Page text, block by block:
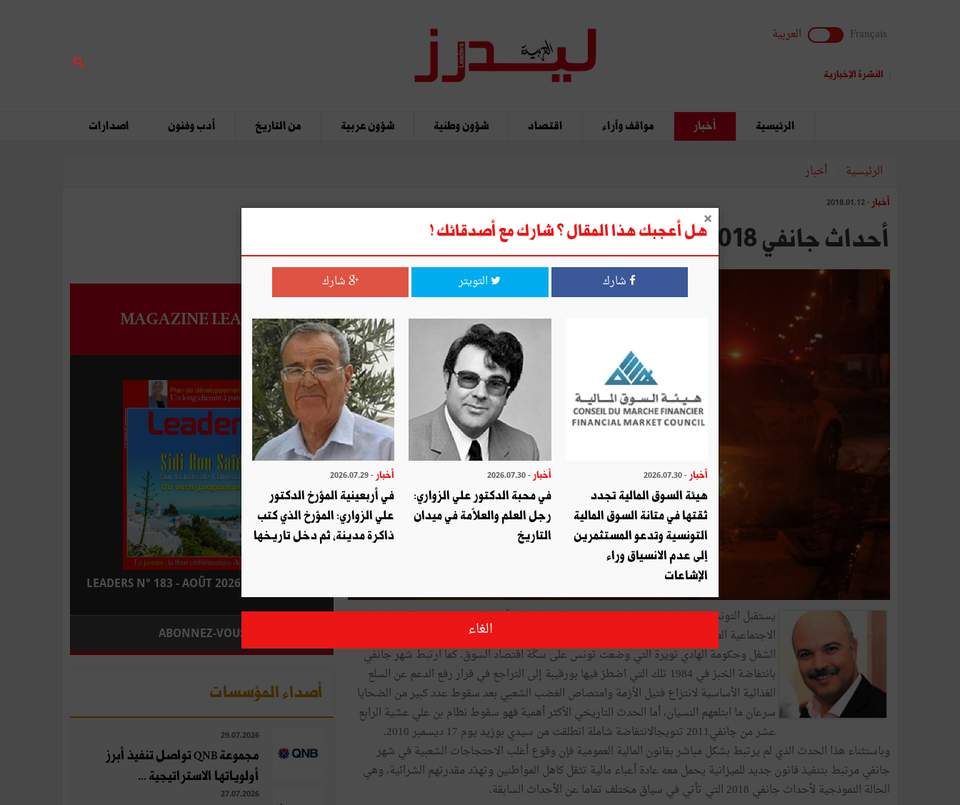
Français العربية
النشرة الإخبارية
الرئيسية أخبار مواقف وآراء اقتصاد شؤون وطنية شؤون عربية من التاريخ أدب وفنون اصدارات
الرئيسية أخبار
أخبار - 2018.01.12
أحداث جانفي 2018: حذارِ! فتحت الرّماد اللّهيب..
يستقبل التونسيون كل عام شهر جانفي بكثير من الخوف والترقّب والحذر، فهو شهر الاحتجاجات
الاجتماعية العاصفة منذ أحداث الخميس الأسود في 1978، عندما حدثت المواجهةُ الدّامية بين اتّحاد
الشغل وحكومة الهادي نويرة التي وضعت تونس على سكّة اقتصاد السوق. كما ارتبط شهر جانفي
بانتفاضة الخبز في 1984 تلك التي اضطرّ فيها بورقيبة إلى التراجع في قرار رفع الدعم عن السلع
الغذائية الأساسية لانتزاع فتيل الأزمة وامتصاص الغضب الشعبي بعد سقوط عدد كبير من الضحايا
سرعان ما ابتلعهم النسيان، أما الحدث التاريخي الأكثر أهمية فهو سقوط نظام بن علي عشية الرابع
عشر من جانفي2011 تتويجالانتفاضة شاملة انطلقت من سيدي بوزيد يوم 17 ديسمبر 2010.
وباستثناء هذا الحدث الذي لم يرتبط بشكل مباشر بقانون المالية العمومية فإن وقوع أغلب الاحتجاجات الشعبية في شهر
جانفي مرتبط بتنفيذ قانون جديد للميزانية يحمل معه عادة أعباء مالية تثقل كاهل المواطنين وتهدّد مقدرتهم الشرائية، وهي
الحالة النموذجية لأحداث جانفي 2018 التي تأتي في سياق مختلف تماما عن الأحداث السابقة.
MAGAZINE LEADERS
LEADERS N° 183 - AOÛT 2026 : EN KIOSQUE
ABONNEZ-VOUS
أصداء المؤسسات
29.07.2026
مجموعة QNB تواصل تنفيذ أبرز
أولوياتها الاستراتيجية ...
27.07.2026
هل أعجبك هذا المقال ؟ شارك مع أصدقائك !
شارك التويتر شارك
أخبار - 2026.07.30
هيئة السوق المالية تجدد
ثقتها في متانة السوق المالية
التونسية وتدعو المستثمرين
إلى عدم الانسياق وراء
الإشاعات
أخبار - 2026.07.30
في محبة الدكتور علي الزواري:
رجل العلم والعلاّمة في ميدان
التاريخ
أخبار - 2026.07.29
في أربعينية المؤرخ الدكتور
علي الزواري: المؤرخ الذي كتب
ذاكرة مدينة، ثم دخل تاريخها
الغاء